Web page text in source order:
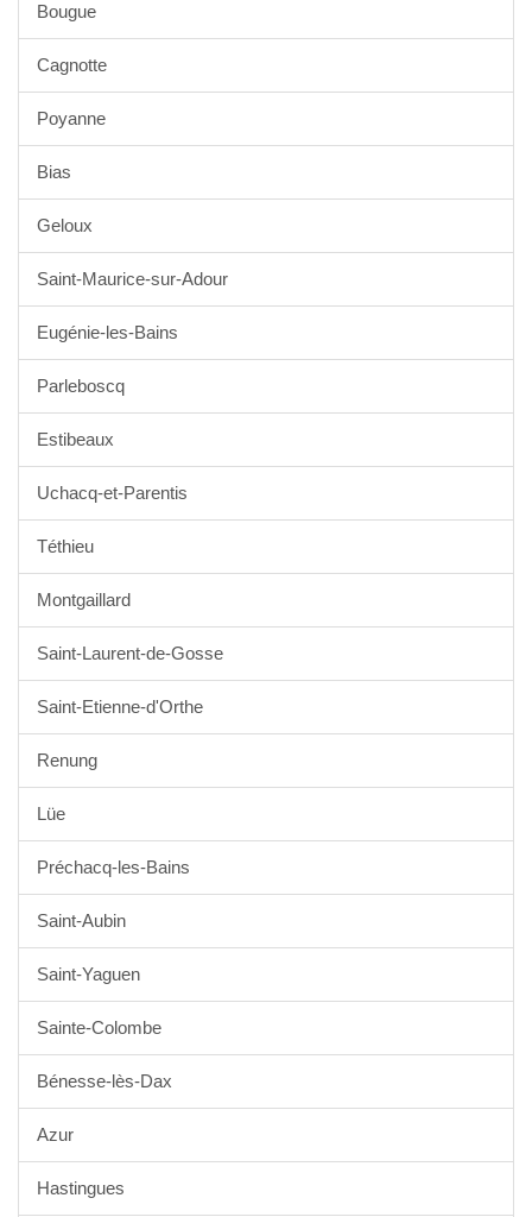
Bougue
Cagnotte
Poyanne
Bias
Geloux
Saint-Maurice-sur-Adour
Eugénie-les-Bains
Parleboscq
Estibeaux
Uchacq-et-Parentis
Téthieu
Montgaillard
Saint-Laurent-de-Gosse
Saint-Etienne-d'Orthe
Renung
Lüe
Préchacq-les-Bains
Saint-Aubin
Saint-Yaguen
Sainte-Colombe
Bénesse-lès-Dax
Azur
Hastingues